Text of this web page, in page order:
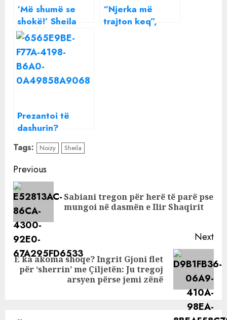
‘Më shumë se
shokë!’ Sheila
Haxhiraj ‘çmend’
rrjetin, a është
këngëtarja në një
lidhje me
Noizyn?
“Njerka më
trajton keq”,
Prezantoi të
dashurin?
Beniada sapo e
bëri rrjetin lëmsh
me një postim të
vetëm!
Tags: Noizy Sheila
Continue
Reading
Previous
Sabiani tregon për herë të parë pse
mungoi në dasmën e Ilir Shaqirit
Next
Next
E ka akoma shoqe? Ingrit Gjoni flet
për ‘sherrin’ me Çiljetën: Ju tregoj
arsyen përse jemi zënë